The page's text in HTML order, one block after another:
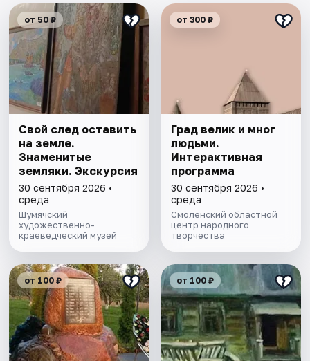
от 50 ₽
Свой след оставить
на земле.
Знаменитые
земляки. Экскурсия
30 сентября 2026 •
среда
Шумячский
художественно-
краеведческий музей
от 300 ₽
Град велик и мног
людьми.
Интерактивная
программа
30 сентября 2026 •
среда
Смоленский областной
центр народного
творчества
от 100 ₽ от 100 ₽